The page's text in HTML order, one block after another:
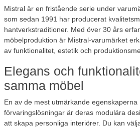
Mistral är en fristående serie under
som sedan 1991 har producerat
hantverkstraditioner. Med över 30 års
möbelproduktion är Mistral-varumärket
av funktionalitet, estetik och
Elegans och
samma möbel
En av de mest utmärkande egenskaperna
förvaringslösningar är deras modulära
att skapa personliga interiörer. Du kan